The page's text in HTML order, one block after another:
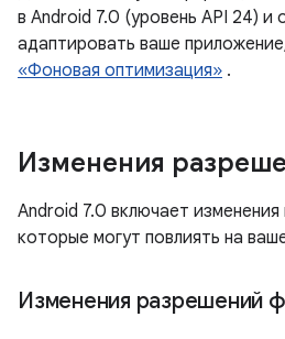
в Android 7.0 (уровень API 24) и
адаптировать ваше
«Фоновая оптимизация» .
Изменения
Android 7.0 включает изменения
которые могут повлиять на
Изменения разрешений